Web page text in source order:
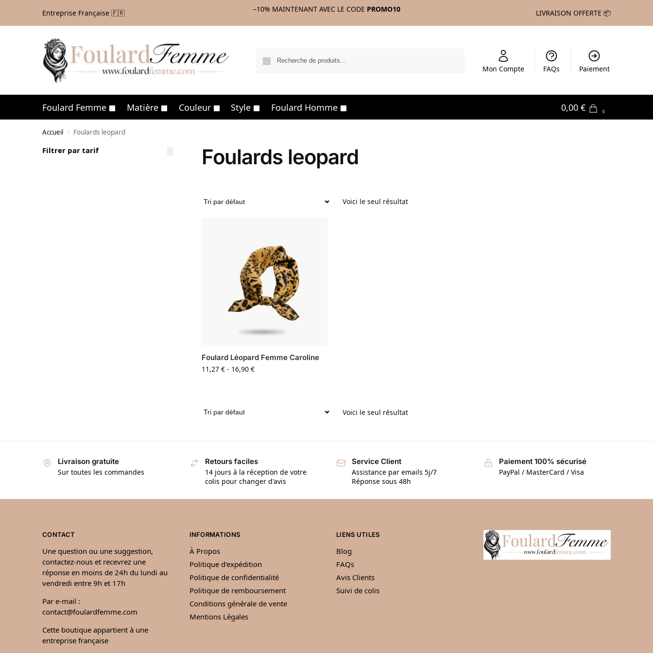
Entreprise Française 🇫🇷 –10% MAINTENANT AVEC LE CODE PROMO10 LIVRAISON OFFERTE 📦
Mon Compte FAQs Paiement
Foulard Femme Matière Couleur Style Foulard Homme 0,00 € 0
Accueil / Foulards leopard
Foulards leopard
Voici le seul résultat
Foulard Léopard Femme Caroline
11,27 €- 16,90 €
Voici le seul résultat
Filtrer par tarif
Livraison gratuite
Sur toutes les commandes
Retours faciles
14 jours à la réception de votre
colis pour changer d'avis
Service Client
Assistance par emails 5j/7
Réponse sous 48h
Paiement 100% sécurisé
PayPal / MasterCard / Visa
CONTACT
Une question ou une suggestion,
contactez-nous et recevrez une
réponse en moins de 24h du lundi au
vendredi entre 9h et 17h
Par e-mail :
contact@foulardfemme.com
Cette boutique appartient à une
entreprise française
INFORMATIONS
À Propos
Politique d’expédition
Politique de confidentialité
Politique de remboursement
Conditions générale de vente
Mentions Légales
LIENS UTILES
Blog
FAQs
Avis Clients
Suivi de colis